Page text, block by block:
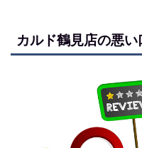
カルド鶴見店の悪い